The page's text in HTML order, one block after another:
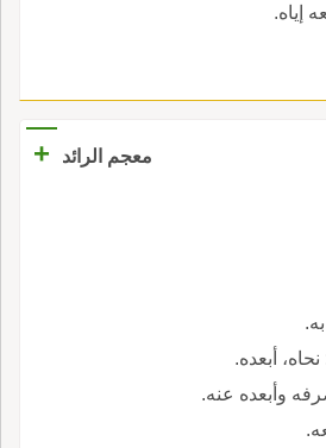
إياه.
معجم الرائد +
أبعده.
وأبعده عنه.